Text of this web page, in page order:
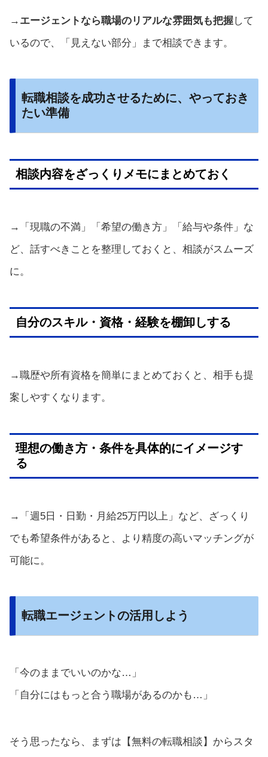
→ エージェントなら職場のリアルな雰囲気も把握して
いるので、「見えない部分」まで相談できます。
転職相談を成功させるために、やっておき
たい準備
相談内容をざっくりメモにまとめておく
→「現職の不満」「希望の働き方」「給与や条件」な
ど、話すべきことを整理しておくと、相談がスムーズ
に。
自分のスキル・資格・経験を棚卸しする
→職歴や所有資格を簡単にまとめておくと、相手も提
案しやすくなります。
理想の働き方・条件を具体的にイメージす
る
→「週5日・日勤・月給25万円以上」など、ざっくり
でも希望条件があると、より精度の高いマッチングが
可能に。
転職エージェントの活用しよう
「今のままでいいのかな…」
「自分にはもっと合う職場があるのかも…」
そう思ったなら、まずは【無料の転職相談】からスタ